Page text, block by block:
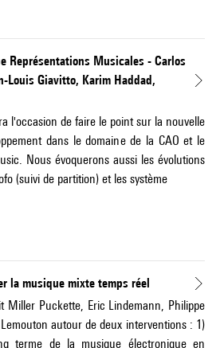
Représentations Musicales - Carlos
Louis Giavitto, Karim Haddad,
l'occasion de faire le point sur la nouvelle
dans le domaine de la CAO et le
Nous évoquerons aussi les évolutions
(suivi de partition) et les système
la musique mixte temps réel
Miller Puckette, Eric Lindemann, Philippe
autour de deux interventions : 1)
terme de la musique électronique en